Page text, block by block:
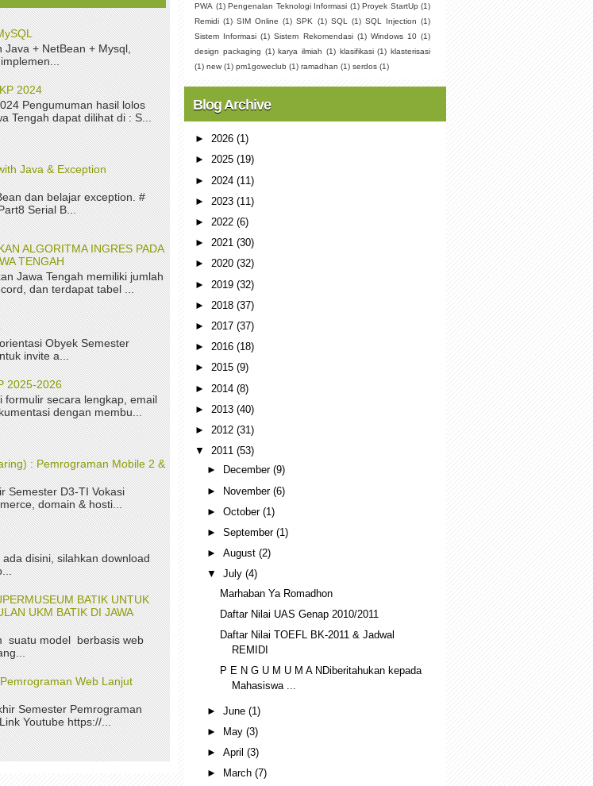
+ NetBean + Mysql,
2024
Pengumuman hasil lolos
Tengah dapat dilihat di : S...
Java & Exception
dan belajar exception. #
Serial B...
ALGORITMA INGRES PADA
TENGAH
Jawa Tengah memiliki jumlah
dan terdapat tabel ...
Obyek Semester
invite a...
2025-2026
secara lengkap, email
dengan membu...
: Pemrograman Mobile 2 &
Semester D3-TI Vokasi
domain & hosti...
disini, silahkan download
BATIK UNTUK
UKM BATIK DI JAWA
suatu model berbasis web
Web Lanjut
Semester Pemrograman
Youtube https://...
PWA (1) Pengenalan Teknologi Informasi (1) Proyek StartUp (1)
Remidi (1) SIM Online (1) SPK (1) SQL (1) SQL Injection (1)
Sistem Informasi (1) Sistem Rekomendasi (1) Windows 10 (1)
design packaging (1) karya ilmiah (1) klasifikasi (1) klasterisasi
(1) new (1) pm1goweclub (1) ramadhan (1) serdos (1)
Blog Archive
► 2026 (1)
► 2025 (19)
► 2024 (11)
► 2023 (11)
► 2022 (6)
► 2021 (30)
► 2020 (32)
► 2019 (32)
► 2018 (37)
► 2017 (37)
► 2016 (18)
► 2015 (9)
► 2014 (8)
► 2013 (40)
► 2012 (31)
▼ 2011 (53)
►
December(9)
► November(6)
►October(1)
►September(1)
►August(2)
▼July(4)
Marhaban Ya Romadhon
Daftar Nilai UAS Genap 2010/2011
Daftar Nilai TOEFL BK-2011 & Jadwal
REMIDI
P E N G U M U M A NDiberitahukan kepada
Mahasiswa ...
►June(1)
►
May(3)
►April(3)
►
March(7)